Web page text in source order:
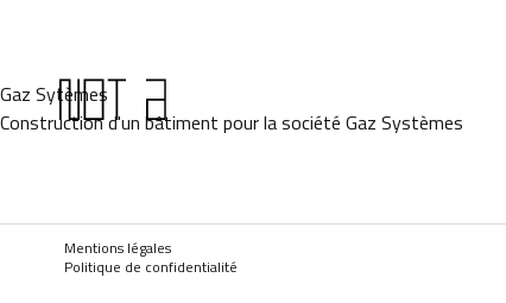
Gaz Sytèmes
Construction d'un bâtiment pour la société Gaz Systèmes
Mentions légales
Politique de confidentialité